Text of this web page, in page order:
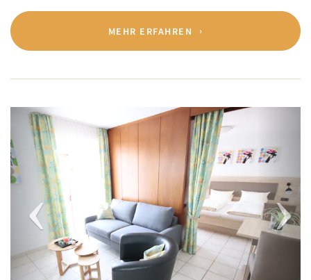
MEHR ERFAHREN
Previous